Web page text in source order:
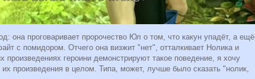
она проговаривает пророчество Юл о том, что какун упадёт, а ещё
с помидором. Отчего она визжит "нет", отталкивает Нолика и
произведениях героини демонстрируют такое поведение, я хочу
произведения в целом. Типа, может, лучше было сказать "нолик,